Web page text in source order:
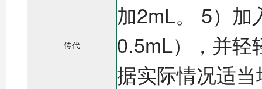
传代
加2mL。 5）加
0.5mL），并轻
据实际情况适